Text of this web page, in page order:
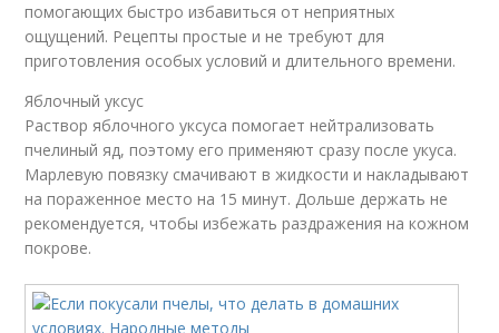
помогающих быстро избавиться от неприятных
ощущений. Рецепты простые и не требуют для
приготовления особых условий и длительного времени.
Яблочный уксус
Раствор яблочного уксуса помогает нейтрализовать
пчелиный яд, поэтому его применяют сразу после укуса.
Марлевую повязку смачивают в жидкости и накладывают
на пораженное место на 15 минут. Дольше держать не
рекомендуется, чтобы избежать раздражения на кожном
покрове.